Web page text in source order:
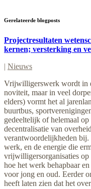
Gerelateerde blogposts
Projectresultaten
kernen; versterking en
| Nieuws
Vrijwilligerswerk wordt in
noviteit, maar in veel
elders) vormt het al
buurtbus,
gedeeltelijk of helemaal
decentralisatie van
verantwoordelijkheden bij.
werk, en de energie die
vrijwilligersorganisaties op
hoe het werk behapbaar
voor jong en oud. Eerder
heeft laten zien dat het